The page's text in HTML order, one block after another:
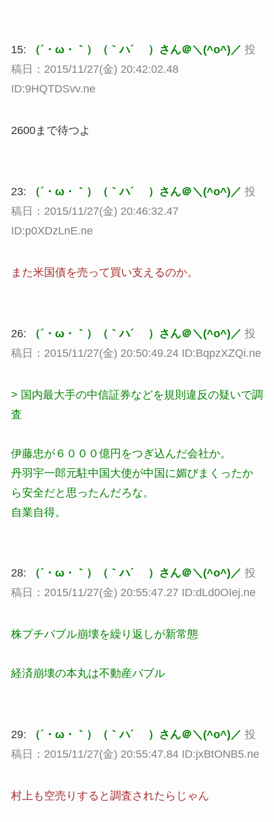
15: （´・ω・｀）（｀ハ´ ）さん＠＼(^o^)／ 投
稿日：2015/11/27(金) 20:42:02.48
ID:9HQTDSvv.ne
2600まで待つよ
23: （´・ω・｀）（｀ハ´ ）さん＠＼(^o^)／ 投
稿日：2015/11/27(金) 20:46:32.47
ID:p0XDzLnE.ne
また米国債を売って買い支えるのか。
26: （´・ω・｀）（｀ハ´ ）さん＠＼(^o^)／ 投
稿日：2015/11/27(金) 20:50:49.24 ID:BqpzXZQi.ne
> 国内最大手の中信証券などを規則違反の疑いで調
査
伊藤忠が６０００億円をつぎ込んだ会社か。
丹羽宇一郎元駐中国大使が中国に媚びまくったか
ら安全だと思ったんだろな。
自業自得。
28: （´・ω・｀）（｀ハ´ ）さん＠＼(^o^)／ 投
稿日：2015/11/27(金) 20:55:47.27 ID:dLd0OIej.ne
株プチバブル崩壊を繰り返しが新常態
経済崩壊の本丸は不動産バブル
29: （´・ω・｀）（｀ハ´ ）さん＠＼(^o^)／ 投
稿日：2015/11/27(金) 20:55:47.84 ID:jxBtONB5.ne
村上も空売りすると調査されたらじゃん